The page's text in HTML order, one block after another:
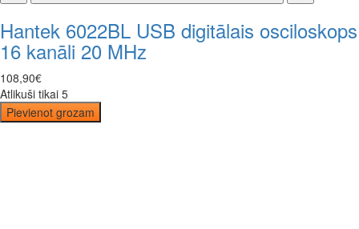
Hantek 6022BL USB digitālais osciloskops
16 kanāli 20 MHz
108,90€
Atlikuši tikai 5
Pievienot grozam